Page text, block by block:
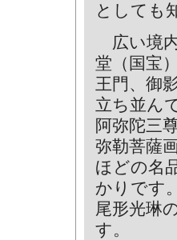
としても
広い境
堂（国宝
王門、御
立ち並ん
阿弥陀三
弥勒菩薩
ほどの名
かりです
尾形光琳
す。